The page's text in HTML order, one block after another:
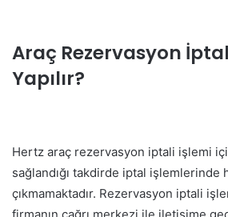
Araç Rezervasyon
Yapılır?
Hertz araç rezervasyon iptali işlemi
sağlandığı takdirde iptal
çıkmamaktadır. Rezervasyon iptali
firmanın çağrı merkezi ile iletişime